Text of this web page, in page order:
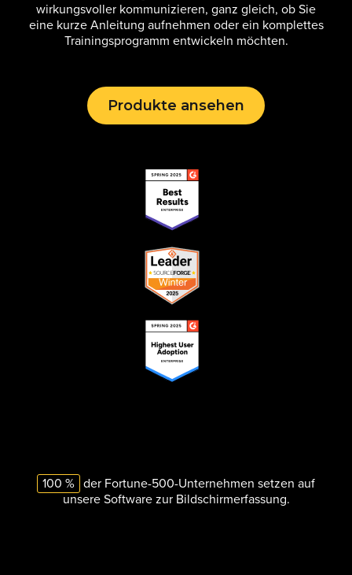
wirkungsvoller kommunizieren, ganz gleich, ob Sie
eine kurze Anleitung aufnehmen oder ein komplettes
Trainingsprogramm entwickeln möchten.
Produkte ansehen
100 %
der Fortune-500-Unternehmen setzen auf
unsere Software zur Bildschirmerfassung.